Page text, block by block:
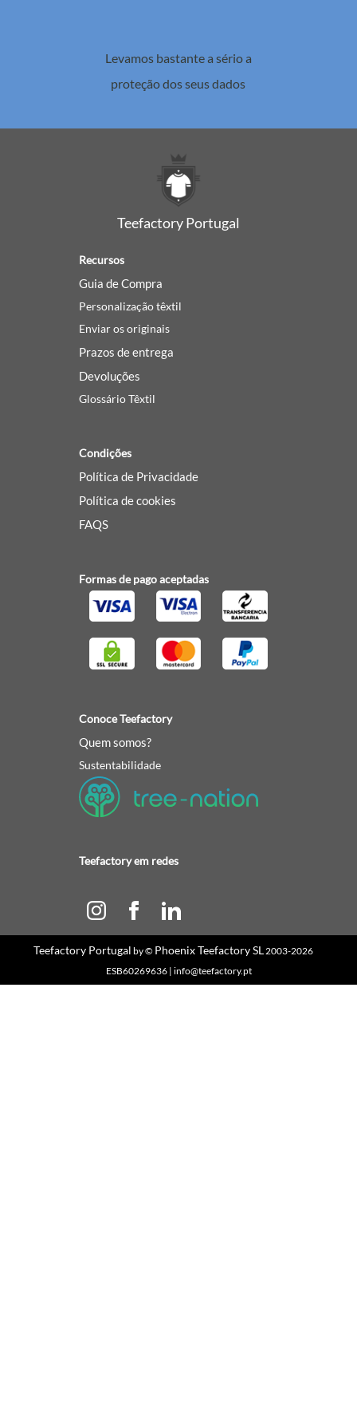
Levamos bastante a sério a
proteção dos seus dados
Teefactory Portugal
Recursos
Guia de Compra
Personalização têxtil
Enviar os originais
Prazos de entrega
Devoluções
Glossário Têxtil
Condições
Política de Privacidade
Política de cookies
FAQS
Formas de pago aceptadas
Conoce Teefactory
Quem somos?
Sustentabilidade
Teefactory em redes
Teefactory Portugal by © Phoenix Teefactory SL2003-2026
ESB60269636 | info@teefactory.pt